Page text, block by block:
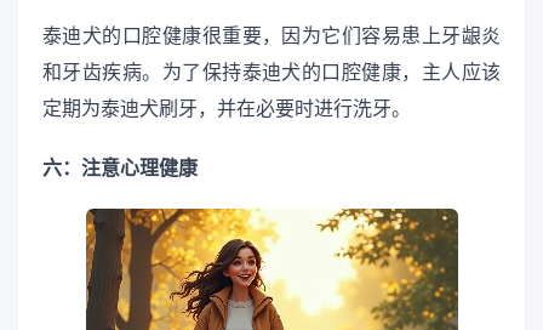
泰迪犬的口腔健康很重要，因为它们容易患上牙龈炎
和牙齿疾病。为了保持泰迪犬的口腔健康，主人应该
定期为泰迪犬刷牙，并在必要时进行洗牙。
六：注意心理健康